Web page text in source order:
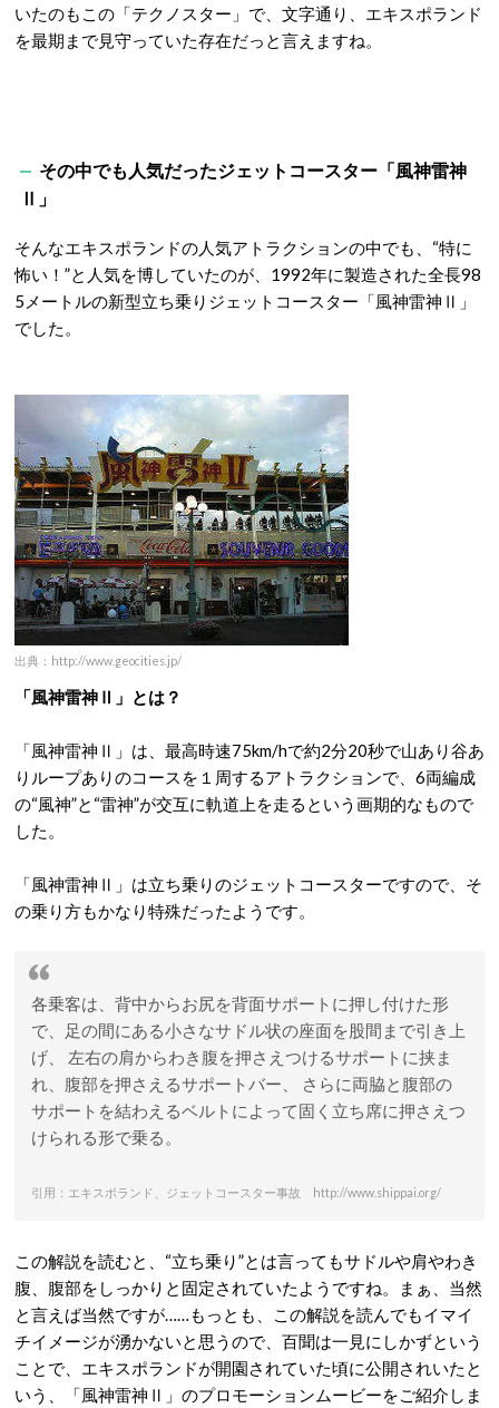
いたのもこの「テクノスター」で、文字通り、エキスポランド
を最期まで見守っていた存在だっと言えますね。
その中でも人気だったジェットコースター「風神雷神
Ⅱ」
そんなエキスポランドの人気アトラクションの中でも、“特に
怖い！”と人気を博していたのが、1992年に製造された全長98
5メートルの新型立ち乗りジェットコースター「風神雷神Ⅱ」
でした。
出典：http://www.geocities.jp/
「風神雷神Ⅱ」とは？
「風神雷神Ⅱ」は、最高時速75km/hで約2分20秒で山あり谷あ
りループありのコースを１周するアトラクションで、6両編成
の“風神”と“雷神”が交互に軌道上を走るという画期的なもので
した。
「風神雷神Ⅱ」は立ち乗りのジェットコースターですので、そ
の乗り方もかなり特殊だったようです。
各乗客は、背中からお尻を背面サポートに押し付けた形
で、足の間にある小さなサドル状の座面を股間まで引き上
げ、 左右の肩からわき腹を押さえつけるサポートに挟ま
れ、腹部を押さえるサポートバー、 さらに両脇と腹部の
サポートを結わえるベルトによって固く立ち席に押さえつ
けられる形で乗る。
引用：エキスポランド、ジェットコースター事故 http://www.shippai.org/
この解説を読むと、“立ち乗り”とは言ってもサドルや肩やわき
腹、腹部をしっかりと固定されていたようですね。まぁ、当然
と言えば当然ですが……もっとも、この解説を読んでもイマイ
チイメージが湧かないと思うので、百聞は一見にしかずという
ことで、エキスポランドが開園されていた頃に公開されいたと
いう、「風神雷神Ⅱ」のプロモーションムービーをご紹介しま